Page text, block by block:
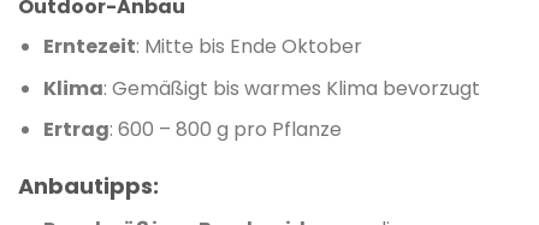
Outdoor-Anbau
Erntezeit: Mitte bis Ende Oktober
Klima: Gemäßigt bis warmes Klima bevorzugt
Ertrag: 600 – 800 g pro Pflanze
Anbautipps: